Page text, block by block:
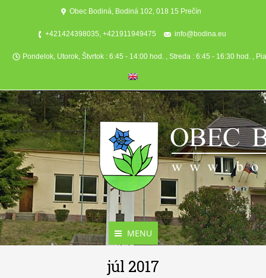
Obec Bodiná, Bodiná 102, 018 15 Prečín
+421424398035, +421911949475 info@bodina.eu
Pondelok, Utorok, Štvrtok : 6:45 - 14:00 hod. , Streda : 6:45 - 16:30 hod. ,
MENU
júl 2017